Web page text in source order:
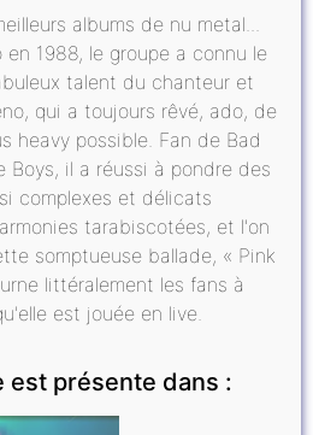
albums de nu metal...
en 1988, le groupe a connu le
talent du chanteur et
qui a toujours rêvé, ado, de
heavy possible. Fan de Bad
Boys, il a réussi à pondre des
complexes et délicats
tarabiscotées, et l'on
somptueuse ballade, « Pink
littéralement les fans à
est jouée en live.
est présente dans :